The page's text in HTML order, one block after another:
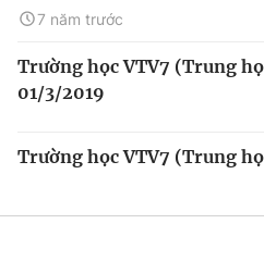
7 năm trước
Trường học VTV7 (Trung
01/3/2019
Trường học VTV7 (Trung